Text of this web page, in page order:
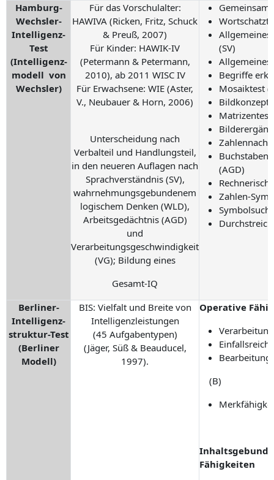
Hamburg-
Wechsler-
Intelligenz-
Test
(Intelligenz-
modell von
Wechsler)
Für das Vorschulalter:
HAWIVA (Ricken, Fritz, Schuck
& Preuß, 2007)
Für Kinder: HAWIK-IV
(Petermann & Petermann,
2010), ab 2011 WISC IV
Für Erwachsene: WIE (Aster,
V., Neubauer & Horn, 2006)
Unterscheidung nach
Verbalteil und Handlungsteil,
in den neueren Auflagen nach
Sprachverständnis (SV),
wahrnehmungsgebundenem
logischem Denken (WLD),
Arbeitsgedächtnis (AGD)
und
Verarbeitungsgeschwindigkeit
(VG); Bildung eines
Gesamt-IQ
(SV)
Allgemeines
Begriffe
Mosaiktest
Matrizentest
(AGD)
Zahlen-
Berliner-
Intelligenz-
struktur-Test
(Berliner
Modell)
BIS: Vielfalt und Breite von
Intelligenzleistungen
(45 Aufgabentypen)
(Jäger, Süß & Beauducel,
1997).
Operative
(B)
Fähigkeiten